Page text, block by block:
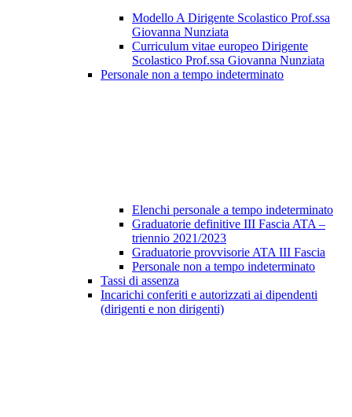
Modello A Dirigente Scolastico Prof.ssa
Giovanna Nunziata
Curriculum vitae europeo Dirigente
Scolastico Prof.ssa Giovanna Nunziata
Personale non a tempo indeterminato
Elenchi personale a tempo indeterminato
Graduatorie definitive III Fascia ATA –
triennio 2021/2023
Graduatorie provvisorie ATA III Fascia
Personale non a tempo indeterminato
Tassi di assenza
Incarichi conferiti e autorizzati ai dipendenti
(dirigenti e non dirigenti)